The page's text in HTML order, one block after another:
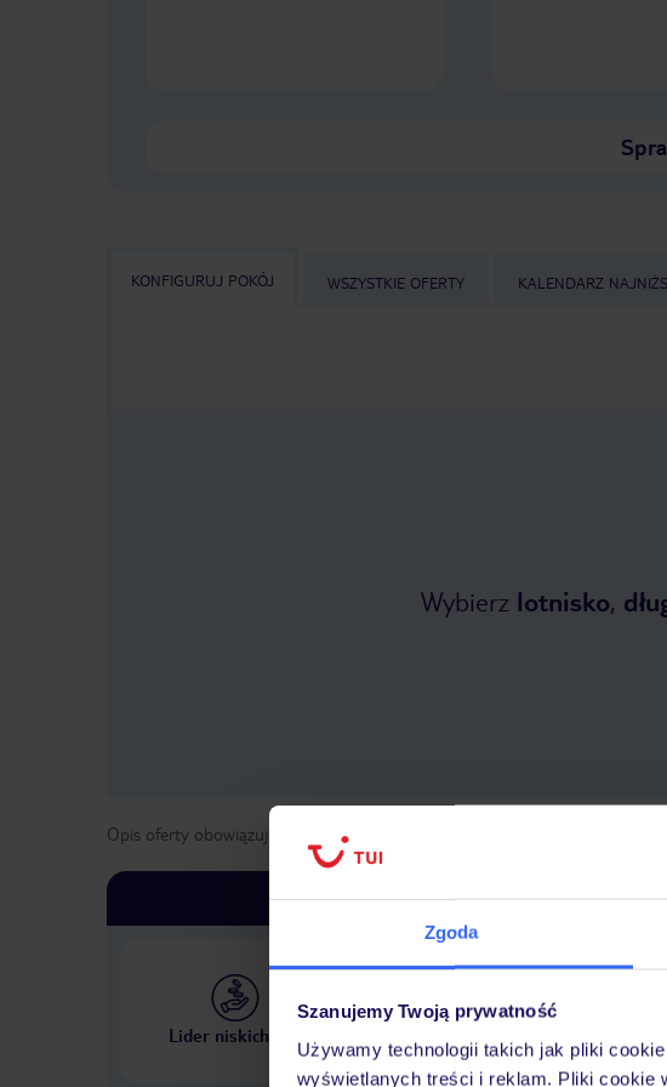
Zgoda
Szanujemy Twoją prywatność
Używamy technologii takich jak pliki
wyświetlanych treści i reklam. Pliki cookie
KONFIGURUJ POKÓJ WSZYSTKIE OFERTY KALENDARZ
Wybierz lotnisko,
Opis oferty obowiązuje dla wyjazdów w terminie
Lider niskich cen
Największe biuro podróży
w Polsce